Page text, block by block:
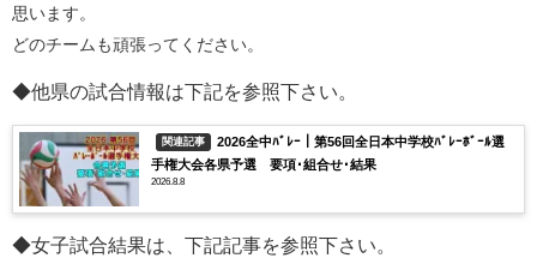
思います。
どのチームも頑張ってください。
◆他県の試合情報は下記を参照下さい。
関連記事
2026全中ﾊﾞﾚｰ｜第56回全日本中学校ﾊﾞﾚｰﾎﾞｰﾙ選
手権大会各県予選 要項･組合せ･結果
2026.8.8
◆女子試合結果は、下記記事を参照下さい。